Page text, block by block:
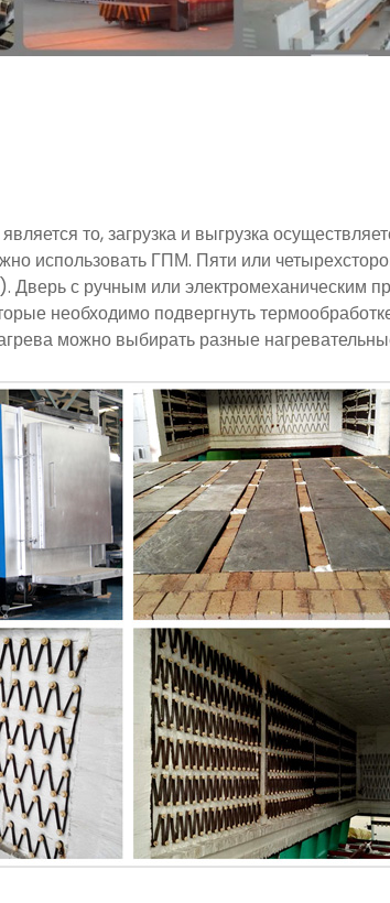
то, загрузка и выгрузка
использовать ГПМ. Пяти или
Дверь с ручным или электромеханическим
необходимо подвергнуть
можно выбирать разные